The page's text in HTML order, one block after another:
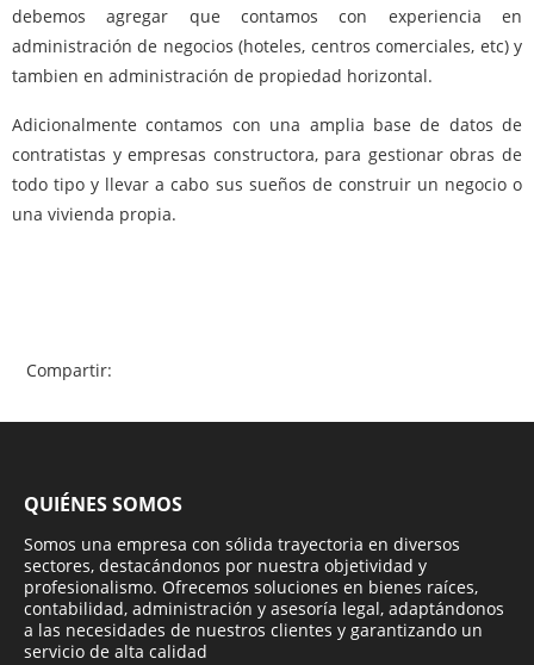
debemos agregar que contamos con experiencia en
administración de negocios (hoteles, centros comerciales, etc) y
tambien en administración de propiedad horizontal.
Adicionalmente contamos con una amplia base de datos de
contratistas y empresas constructora, para gestionar obras de
todo tipo y llevar a cabo sus sueños de construir un negocio o
una vivienda propia.
Compartir:
QUIÉNES SOMOS
Somos una empresa con sólida trayectoria en diversos
sectores, destacándonos por nuestra objetividad y
profesionalismo. Ofrecemos soluciones en bienes raíces,
contabilidad, administración y asesoría legal, adaptándonos
a las necesidades de nuestros clientes y garantizando un
servicio de alta calidad